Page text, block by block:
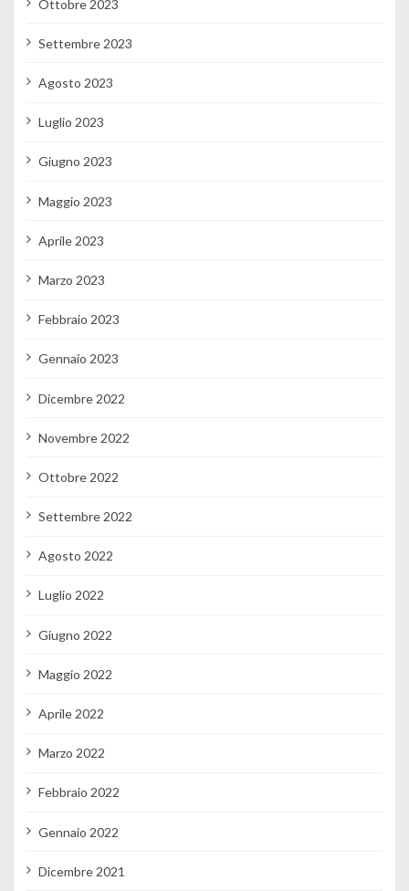
Ottobre 2023
Settembre 2023
Agosto 2023
Luglio 2023
Giugno 2023
Maggio 2023
Aprile 2023
Marzo 2023
Febbraio 2023
Gennaio 2023
Dicembre 2022
Novembre 2022
Ottobre 2022
Settembre 2022
Agosto 2022
Luglio 2022
Giugno 2022
Maggio 2022
Aprile 2022
Marzo 2022
Febbraio 2022
Gennaio 2022
Dicembre 2021